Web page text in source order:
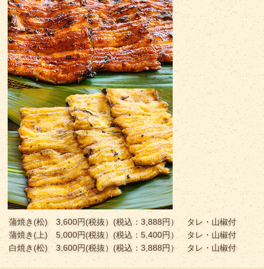
蒲焼き(松) 3,600円(税抜）(税込：3,888円） タレ・山椒付
蒲焼き(上) 5,000円(税抜）(税込：5,400円） タレ・山椒付
白焼き(松) 3,600円(税抜）(税込：3,888円） タレ・山椒付